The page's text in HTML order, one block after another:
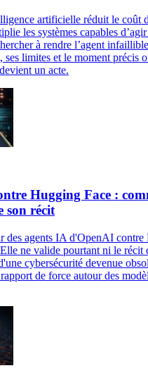
artificielle réduit le coût
les systèmes capables
à rendre l’agent
ses limites et le moment précis
un acte.
Hugging Face :
son récit
des agents IA d'OpenAI contre
ne valide pourtant ni le récit
cybersécurité devenue
de force autour des